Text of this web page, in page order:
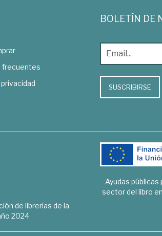
frecuentes
BOLETÍN DE
SUSCRIBIRSE
de librerías de la
2024
Ayudas
sector del libro